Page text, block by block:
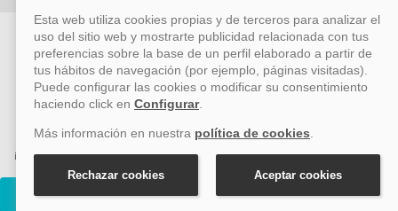
Cruceros Disney Wonder
ACCION VIAJES SL ha sido beneficiaria del Fondo Europeo de Desarrollo
Regional (FEDER), cuyo objetivo es mejorar la competitividad de las pymes
mediante el impulso de la innovación, el desarrollo tecnológico, la
investigación de calidad y el uso seguro y fiable del ciberespacio. Gracias a
esta financiación, la empresa ha puesto en marcha un Plan de Acción
durante el año 2026 para reforzar su competitividad empresarial,
promoviendo la innovación y la ciberseguridad. Para ello, ha contado con el